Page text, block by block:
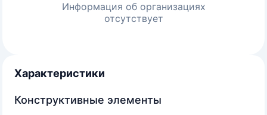
Информация об организациях
отсутствует
Характеристики
Конструктивные элементы